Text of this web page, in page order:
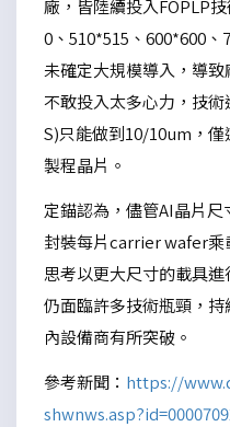
廠，皆陸續投入FOPLP
0、510*515、600*600
未確定大規模導入，導
不敢投入太多心力，技
S)只能做到10/10um，
製程晶片。
定錨認為，儘管AI晶片
封裝每片carrier wafer乘
思考以更大尺寸的載具
仍面臨許多技術瓶頸，
內設備商有所突破。
參考新聞： https://